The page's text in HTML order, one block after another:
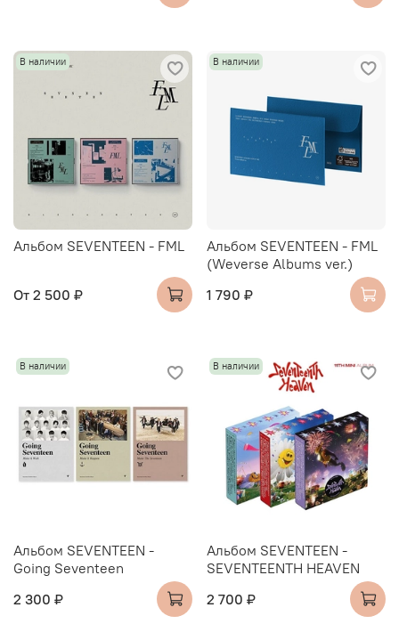
В наличии
Альбом SEVENTEEN - FML
От 2 500 ₽
В наличии
Альбом SEVENTEEN - FML
(Weverse Albums ver.)
1 790 ₽
В наличии
Альбом SEVENTEEN -
Going Seventeen
2 300 ₽
В наличии
Альбом SEVENTEEN -
SEVENTEENTH HEAVEN
2 700 ₽